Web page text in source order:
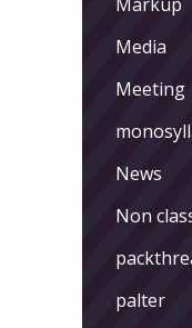
Media
Meeting
News
Non
palter